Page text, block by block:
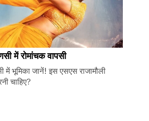
में रोमांचक वापसी
में भूमिका जानें! इस एसएस राजामौली
चाहिए?